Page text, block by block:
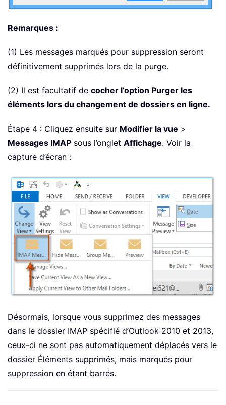
Remarques :
(1) Les messages marqués pour suppression seront
définitivement supprimés lors de la purge.
(2) Il est facultatif de cocher l’option Purger les
éléments lors du changement de dossiers en ligne.
Étape 4 : Cliquez ensuite sur Modifier la vue >
Messages IMAP sous l’onglet Affichage. Voir la
capture d’écran :
Désormais, lorsque vous supprimez des messages
dans le dossier IMAP spécifié d’Outlook 2010 et 2013,
ceux-ci ne sont pas automatiquement déplacés vers le
dossier Éléments supprimés, mais marqués pour
suppression en étant barrés.